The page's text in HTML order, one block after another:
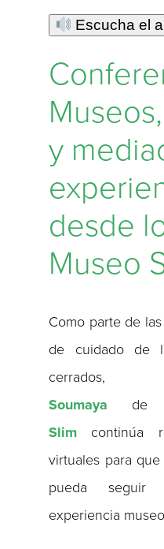
Escucha el
y
desde
Museo
Como parte de
de cuidado de
Soumaya de
Slim continúa
virtuales para
pueda seguir
experiencia